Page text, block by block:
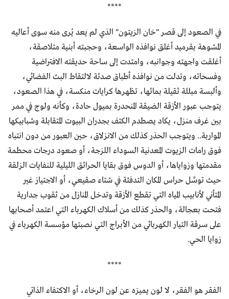
****
في الصعود إلى قصر "خان الزيتون" الذي لم يعد يُرى منه سوى أعاليه
المشوهة بقرميد أغلق نوافذه الواسعة، وحجبته أبنية متلاصقة،
أغلقت واجهته وجوانبه، وامتدت إلى ساحة حديقته الافتراضية
وفسحاته، وتدلت من نوافذه أطباق صدئة لالتقاط البث الفضائي،
وألبسة مبللة ثقيلة بمائها، تظهرها كرايات منكسة، في هذا الصعود،
يتوجب عبور الأزقة الضيقة المنحدرة بميول حادة، وكأنه ولوج في ممر
بين غرف منزل، يكاد يصطدم الكتف بجدران البيوت المتقابلة وشبابيكها
المواربة.. ويتوجب الحذر كذلك من الانزلاق، حين العبور من دون انتباه
فوق رامات الزيوت المعدنية السوداء اللزجة، أو صعود درجات محطمة
مقدمتها وزواياها، أو الدوس فوق بقايا الحرائق الليلية للنفايات الزلقة
حيث توسَّل حراس المكان التدفئة في شتاء صقيعي، أو الاجتياز غير
المتأني لأنابيب المياه التي تقطع الأزقة وتدخل المنازل من ثقوب جدارية
فتحت بعجالة، والحذر كذلك من أسلاك الكهرباء التي اعتمد أصحابها
على سرقة التيار الكهربائي من الأبراج التي نصبتها مؤسسة الكهرباء في
زوايا الحي.
****
الفقر هو الفقر، لا لون يميزه عن لون الرخاء، أو الاكتفاء الذاتي